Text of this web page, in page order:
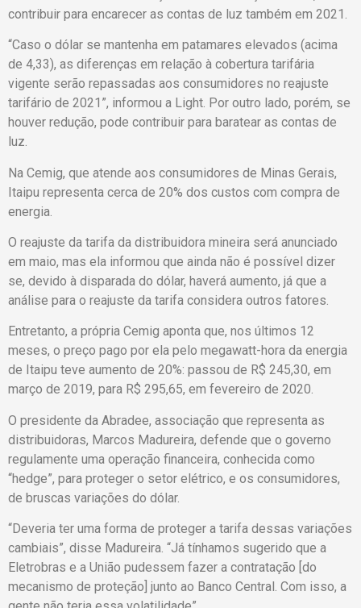
contribuir para encarecer as contas de luz também em 2021.
“Caso o dólar se mantenha em patamares elevados (acima
de 4,33), as diferenças em relação à cobertura tarifária
vigente serão repassadas aos consumidores no reajuste
tarifário de 2021”, informou a Light. Por outro lado, porém, se
houver redução, pode contribuir para baratear as contas de
luz.
Na Cemig, que atende aos consumidores de Minas Gerais,
Itaipu representa cerca de 20% dos custos com compra de
energia.
O reajuste da tarifa da distribuidora mineira será anunciado
em maio, mas ela informou que ainda não é possível dizer
se, devido à disparada do dólar, haverá aumento, já que a
análise para o reajuste da tarifa considera outros fatores.
Entretanto, a própria Cemig aponta que, nos últimos 12
meses, o preço pago por ela pelo megawatt-hora da energia
de Itaipu teve aumento de 20%: passou de R$ 245,30, em
março de 2019, para R$ 295,65, em fevereiro de 2020.
O presidente da Abradee, associação que representa as
distribuidoras, Marcos Madureira, defende que o governo
regulamente uma operação financeira, conhecida como
“hedge”, para proteger o setor elétrico, e os consumidores,
de bruscas variações do dólar.
“Deveria ter uma forma de proteger a tarifa dessas variações
cambiais”, disse Madureira. “Já tínhamos sugerido que a
Eletrobras e a União pudessem fazer a contratação [do
mecanismo de proteção] junto ao Banco Central. Com isso, a